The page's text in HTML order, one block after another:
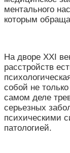
ментального
которым
На дворе XXI
расстройств
собой не
самом деле
серьезных
психическими
патологией.